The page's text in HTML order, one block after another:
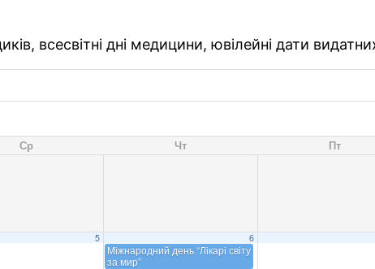
всесвітні дні медицини, ювілейні дати
Ср Чт Пт
5 6
Міжнародний день “Лікарі світу
за мир”